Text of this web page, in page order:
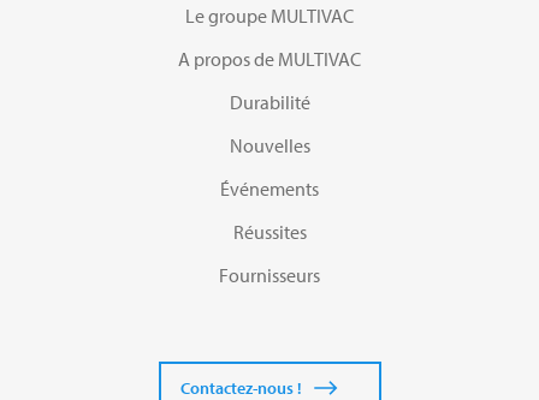
Le groupe MULTIVAC
A propos de MULTIVAC
Durabilité
Nouvelles
Événements
Réussites
Fournisseurs
Contactez-nous !